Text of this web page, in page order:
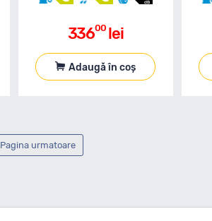
33600 lei
Adaugă în coș
Pagina urmatoare